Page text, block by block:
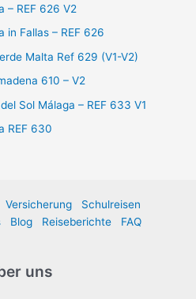
– REF 626 V2
in Fallas – REF 626
Malta Ref 629 (V1-V2)
610 – V2
Sol Málaga – REF 633 V1
REF 630
Versicherung
Schulreisen
Blog Reiseberichte FAQ
uns